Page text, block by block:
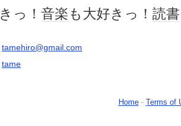
きっ！ 音楽も大好きっ！ 読書
tamehiro@gmail.com
tame
Home- Terms of